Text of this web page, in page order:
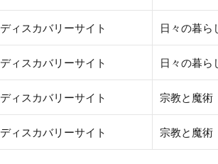
ディスカバリーサイト 日々の暮らし
ディスカバリーサイト 日々の暮らし
ディスカバリーサイト 宗教と魔術
ディスカバリーサイト 宗教と魔術